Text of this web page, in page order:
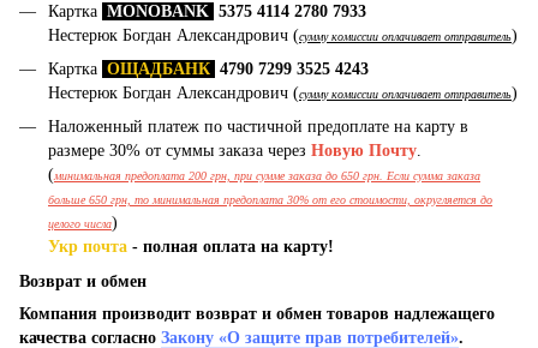
Картка MONOBANK 5375 4114 2780 7933
Нестерюк Богдан Александрович (сумму комиссии оплачивает отправитель)
Картка ОЩАДБАНК 4790 7299 3525 4243
Нестерюк Богдан Александрович (сумму комиссии оплачивает отправитель)
Наложенный платеж по частичной предоплате на карту в
размере 30% от суммы заказа через Новую Почту.
(минимальная предоплата 200 грн, при сумме заказа до 650 грн. Если сумма заказа
больше 650 грн, то минимальная предоплата 30% от его стоимости, округляется до
целого числа)
Укр почта - полная оплата на карту!
Возврат и обмен
Компания производит возврат и обмен товаров надлежащего
качества согласно Закону «О защите прав потребителей».